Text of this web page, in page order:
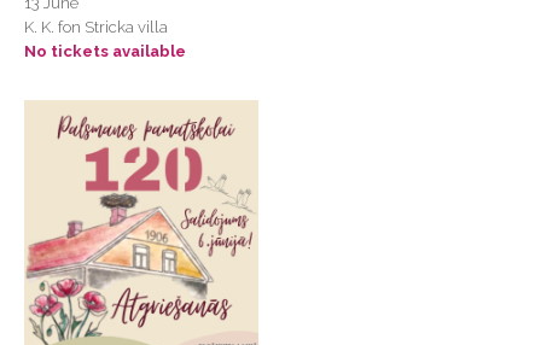
Palladium Rīga
Popes brīvdabas estrādē
Provodņiks
Rāmavas Depkina muiža
Republika
Restorāns "Zefīrs"
Rīga Plaza
K. K. fon Stricka villa
No tickets available